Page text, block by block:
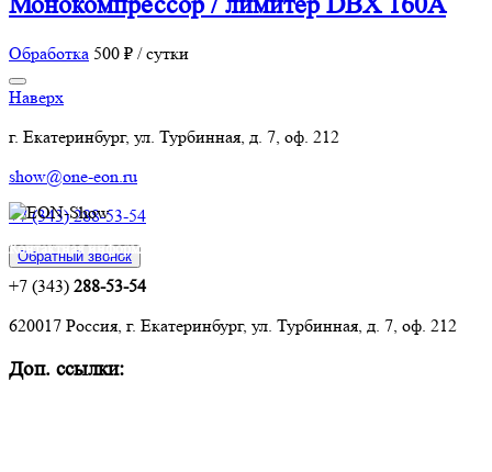
Обработка 500 ₽ / сутки
Наверх
г. Екатеринбург, ул. Турбинная, д. 7, оф. 212
show@one-eon.ru
+7 (343) 288-53-54
Обратный звонок
Контактная информация:
+7 (343) 288-53-54
620017 Россия, г. Екатеринбург, ул. Турбинная, д. 7, оф. 212
Доп. ссылки: